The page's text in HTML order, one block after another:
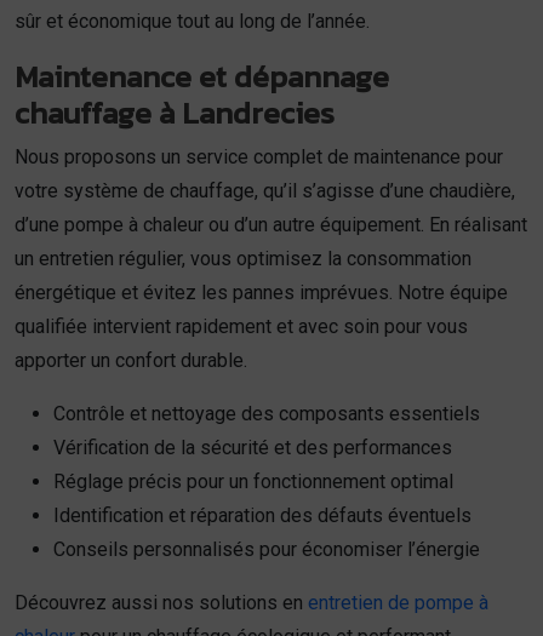
sûr et économique tout au long de l’année.
Maintenance et dépannage
chauffage à Landrecies
Nous proposons un service complet de maintenance pour
votre système de chauffage, qu’il s’agisse d’une chaudière,
d’une pompe à chaleur ou d’un autre équipement. En réalisant
un entretien régulier, vous optimisez la consommation
énergétique et évitez les pannes imprévues. Notre équipe
qualifiée intervient rapidement et avec soin pour vous
apporter un confort durable.
Contrôle et nettoyage des composants essentiels
Vérification de la sécurité et des performances
Réglage précis pour un fonctionnement optimal
Identification et réparation des défauts éventuels
Conseils personnalisés pour économiser l’énergie
Découvrez aussi nos solutions en entretien de pompe à